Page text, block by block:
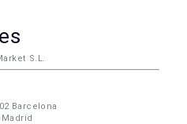
S.L.
Barcelona
Madrid